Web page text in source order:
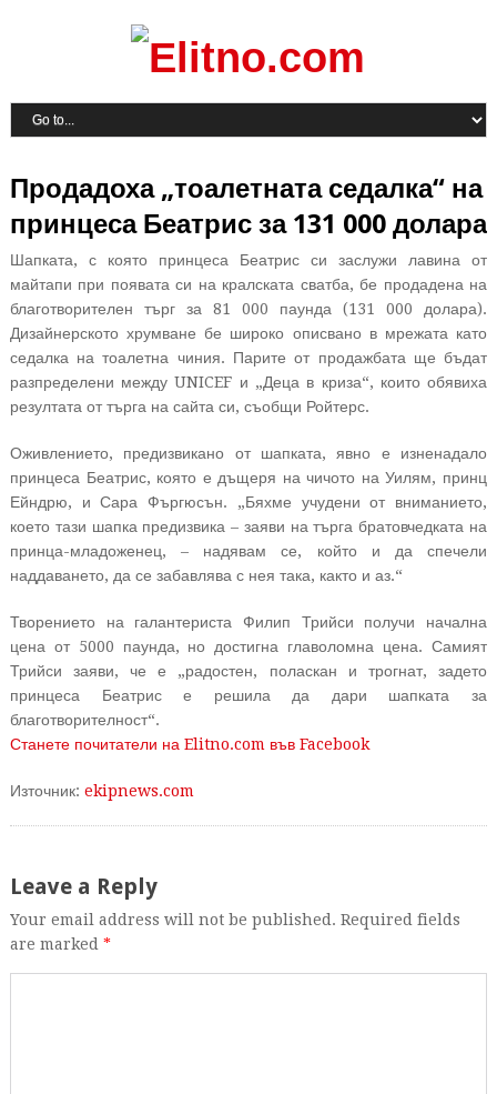
Продадоха „тоалетната седалка“ на
принцеса Беатрис за 131 000 долара
Шапката, с която принцеса Беатрис си заслужи лавина от
майтапи при появата си на кралската сватба, бе продадена на
благотворителен търг за 81 000 паунда (131 000 долара).
Дизайнерското хрумване бе широко описвано в мрежата като
седалка на тоалетна чиния. Парите от продажбата ще бъдат
разпределени между UNICEF и „Деца в криза“, които обявиха
резултата от търга на сайта си, съобщи Ройтерс.
Оживлението, предизвикано от шапката, явно е изненадало
принцеса Беатрис, която е дъщеря на чичото на Уилям, принц
Ейндрю, и Сара Фъргюсън. „Бяхме учудени от вниманието,
което тази шапка предизвика – заяви на търга братовчедката на
принца-младоженец, – надявам се, който и да спечели
наддаването, да се забавлява с нея така, както и аз.“
Творението на галантериста Филип Трийси получи начална
цена от 5000 паунда, но достигна главоломна цена. Самият
Трийси заяви, че е „радостен, поласкан и трогнат, задето
принцеса Беатрис е решила да дари шапката за
благотворителност“.
Станете почитатели на Elitno.com във Facebook
Източник: ekipnews.com
Leave a Reply
Your email address will not be published. Required fields
are marked *